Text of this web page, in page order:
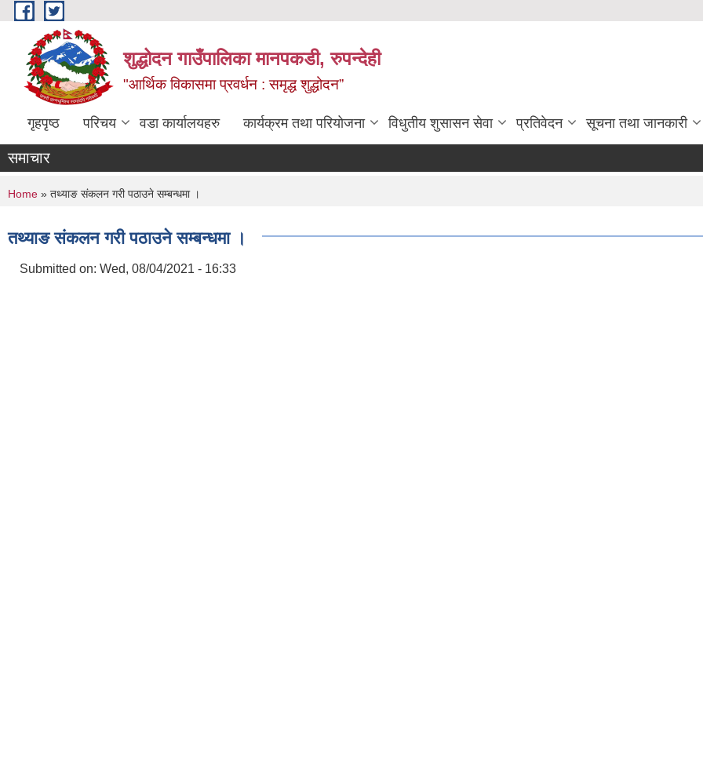
Skip to main content
शुद्धोदन गाउँपालिका मानपकडी, रुपन्देही
"आर्थिक विकासमा प्रवर्धन : समृद्ध शुद्धोदन”
गृहपृष्ठ परिचय वडा कार्यालयहरु कार्यक्रम तथा परियोजना विधुतीय शुसासन सेवा प्रतिवेदन सूचना तथा जानकारी
समाचार
You are here
Home » तथ्याङ संकलन गरी पठाउने सम्बन्धमा ।
तथ्याङ संकलन गरी पठाउने सम्बन्धमा ।
Submitted on: Wed, 08/04/2021 - 16:33